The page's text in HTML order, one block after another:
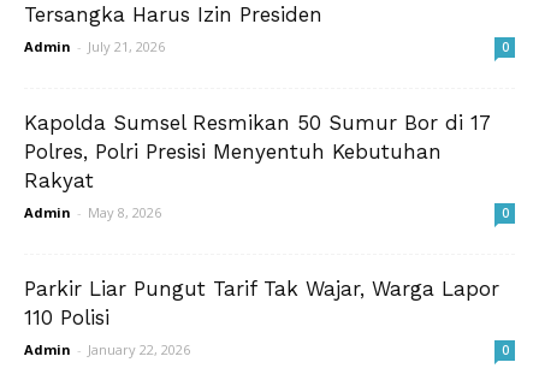
Tersangka Harus Izin Presiden
Admin - July 21, 2026 0
Kapolda Sumsel Resmikan 50 Sumur Bor di 17
Polres, Polri Presisi Menyentuh Kebutuhan
Rakyat
Admin - May 8, 2026 0
Parkir Liar Pungut Tarif Tak Wajar, Warga Lapor
110 Polisi
Admin - January 22, 2026 0